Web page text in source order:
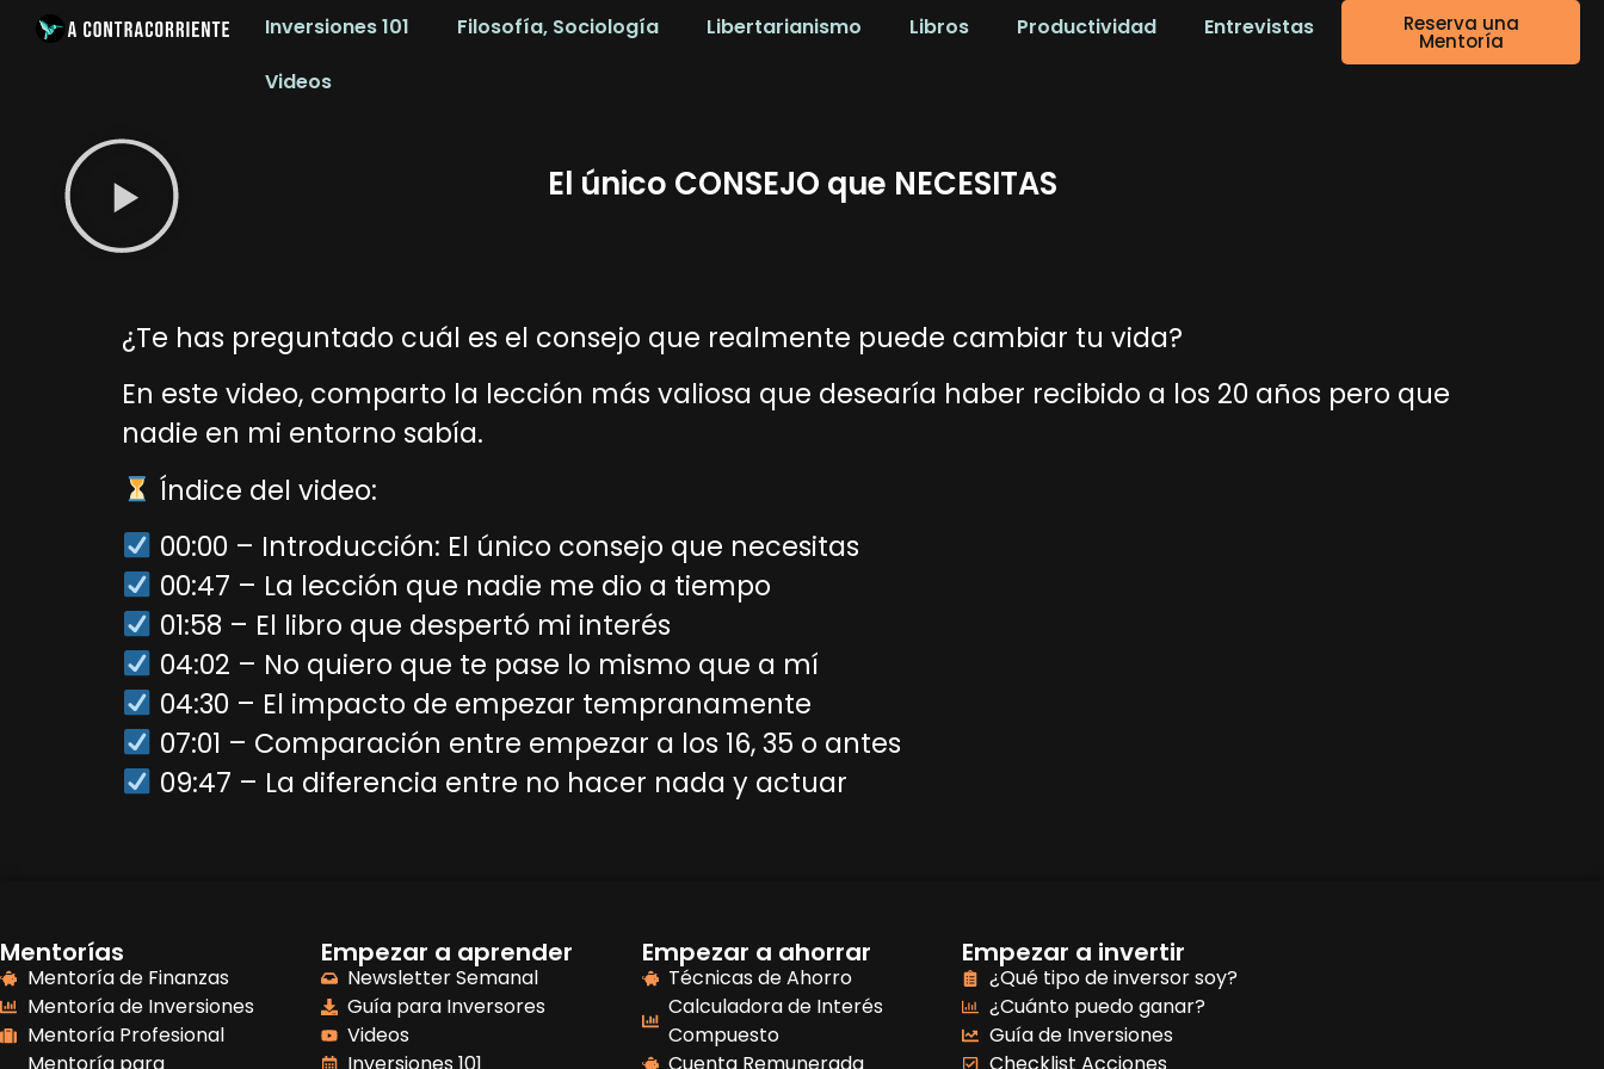
Inversiones 101 Filosofía, Sociología Libertarianismo Libros Productividad
Entrevistas
Videos
Reserva una
Mentoría
El único CONSEJO que NECESITAS
¿Te has preguntado cuál es el consejo que realmente puede cambiar tu vida?
En este video, comparto la lección más valiosa que desearía haber recibido a los 20 años pero que
nadie en mi entorno sabía.
Índice del video:
00:00 – Introducción: El único consejo que necesitas
00:47 – La lección que nadie me dio a tiempo
01:58 – El libro que despertó mi interés
04:02 – No quiero que te pase lo mismo que a mí
04:30 – El impacto de empezar tempranamente
07:01 – Comparación entre empezar a los 16, 35 o antes
09:47 – La diferencia entre no hacer nada y actuar
Mentorías
Mentoría de Finanzas
Mentoría de Inversiones
Mentoría Profesional
Mentoría para
Empezar a aprender
Newsletter Semanal
Guía para Inversores
Videos
Inversiones 101
Empezar a ahorrar
Técnicas de Ahorro
Calculadora de Interés
Compuesto
Cuenta Remunerada
Empezar a invertir
¿Qué tipo de inversor soy?
¿Cuánto puedo ganar?
Guía de Inversiones
Checklist Acciones